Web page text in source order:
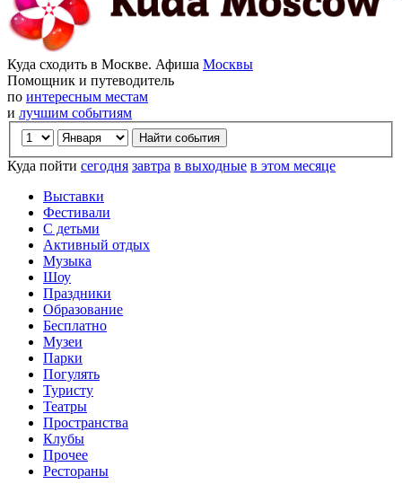
Куда сходить в Москве. Афиша Москвы
Помощник и путеводитель
по интересным местам
и лучшим событиям
Куда пойти сегодня завтра в выходные в этом месяце
Выставки
Фестивали
С детьми
Активный отдых
Музыка
Шоу
Праздники
Образование
Бесплатно
Музеи
Парки
Погулять
Туристу
Театры
Пространства
Клубы
Прочее
Рестораны